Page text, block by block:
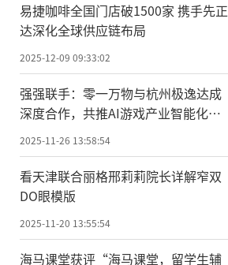
易捷咖啡全国门店破1500家 携手先正
达深化全球供应链布局
2025-12-09 09:33:02
强强联手：零一万物与杭州极逸达成
深度合作，共推AI游戏产业智能化升
级
2025-11-26 13:58:54
看天津联合丽格邢莉莉院长详解窄双
DO眼模版
2025-11-20 13:55:54
海马课堂获评“海马课堂，留学生辅